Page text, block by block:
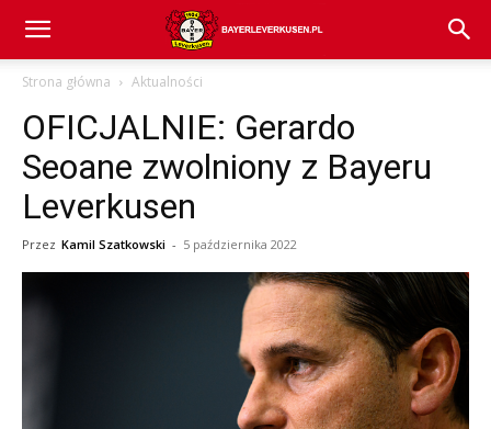
Bayer
Leverkusen
Strona główna Aktualności
OFICJALNIE: Gerardo
Seoane zwolniony z Bayeru
Leverkusen
Przez Kamil Szatkowski - 5 października 2022